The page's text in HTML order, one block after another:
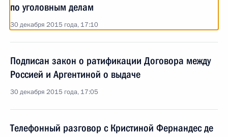
по уголовным делам
30 декабря 2015 года, 17:10
Подписан закон о ратификации Договора между
Россией и Аргентиной о выдаче
30 декабря 2015 года, 17:05
Телефонный разговор с Кристиной Фернандес де